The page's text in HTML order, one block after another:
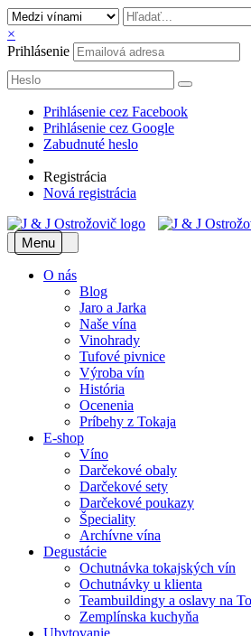
×
Prihlásenie
Prihlásenie cez Facebook
Prihlásenie cez Google
Zabudnuté heslo
Registrácia
Nová registrácia
Menu
O nás
Blog
Jaro a Jarka
Naše vína
Vinohrady
Tufové pivnice
Výroba vín
História
Ocenenia
Príbehy z Tokaja
E-shop
Víno
Darčekové obaly
Darčekové sety
Darčekové poukazy
Špeciality
Archívne vína
Degustácie
Ochutnávka tokajských vín
Ochutnávky u klienta
Teambuildingy a oslavy na
Zemplínska kuchyňa
Ubytovanie